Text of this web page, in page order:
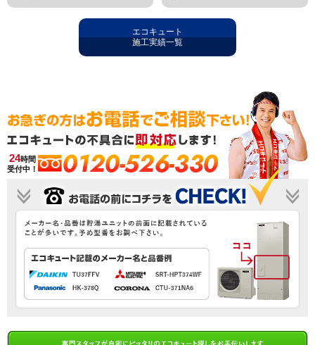
エコキュート
施工実績一覧
24時間
受付中！
0120-526-330